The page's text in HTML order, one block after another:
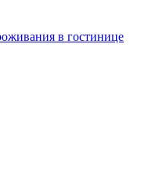
в гостинице